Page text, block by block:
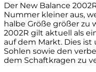
Der New Balance
Nummer kleiner aus,
halbe Größe größer zu
2002R gilt aktuell als
auf dem Markt. Dies
Sohlen sowie den
dem Schaftkragen zu